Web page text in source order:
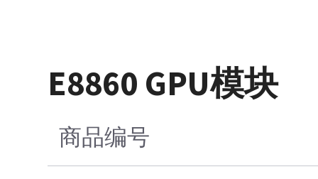
E8860 GPU模块
商品编号